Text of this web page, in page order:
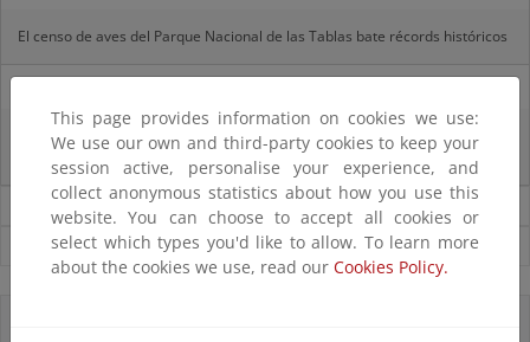
El censo de aves del Parque Nacional de las Tablas bate récords históricos
La reunión ministerial de OSPAR refuerza la acción conjunta para proteger
el Atlántico Nordeste
Noticias sobre Biodiversidad
Ver todas las noticias
This page provides information on cookies we use:
We use our own and third-party cookies to keep your
session active, personalise your experience, and
collect anonymous statistics about how you use this
website. You can choose to accept all cookies or
select which types you'd like to allow. To learn more
about the cookies we use, read our Cookies Policy.